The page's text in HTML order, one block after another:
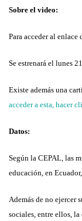
Sobre el video:
Para acceder al enlace
Se estrenará el lunes
Existe además una
acceder a esta, hacer
Datos:
Según la CEPAL, las
educación, en
Además de no ejercer
sociales, entre ellos, la